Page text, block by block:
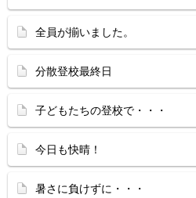
全員が揃いました。
分散登校最終日
子どもたちの登校で・・・
今日も快晴！
暑さに負けずに・・・